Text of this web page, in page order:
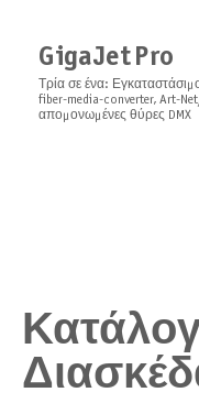
GigaJet Pro
Τρία σε ένα:
fiber-media-converter, Art-
απομονωμένες θύρες DMX